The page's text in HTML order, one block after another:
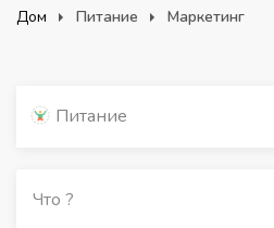
Дом Питание Маркетинг
Питание